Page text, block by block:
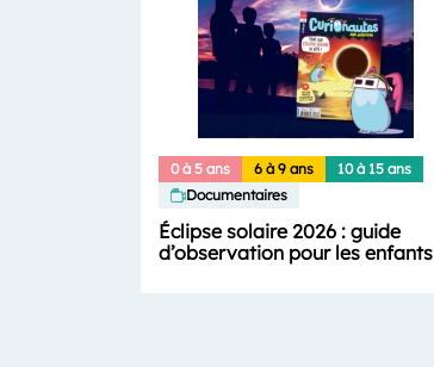
0 à 5 ans 6 à 9 ans
10 à 15 ans
Documentaires
Éclipse solaire 2026 : guide
d’observation pour les enfants